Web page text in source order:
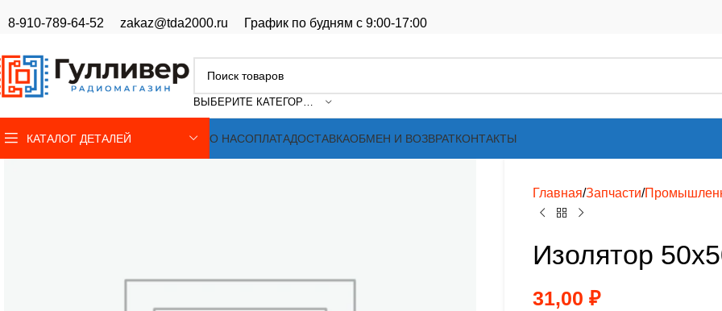
8-910-789-64-52 zakaz@tda2000.ru График по будням с 9:00-17:00
ВЫБЕРИТЕ КАТЕГОРИЮ
КАТАЛОГ ДЕТАЛЕЙ О НАСОПЛАТАДОСТАВКАОБМЕН И ВОЗВРАТКОНТАКТЫ
Главная Запчасти
Изолятор
31,00 ₽